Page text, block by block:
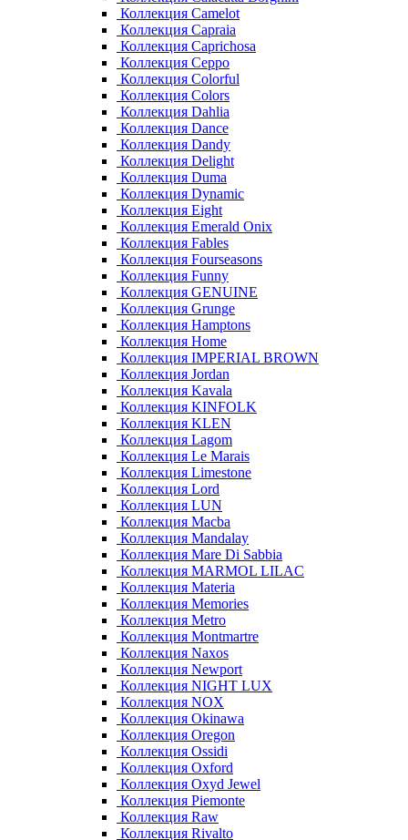
Коллекция Camelot
Коллекция Capraia
Коллекция Caprichosa
Коллекция Ceppo
Коллекция Colorful
Коллекция Colors
Коллекция Dahlia
Коллекция Dance
Коллекция Dandy
Коллекция Delight
Коллекция Duma
Коллекция Dynamic
Коллекция Eight
Коллекция Emerald Onix
Коллекция Fables
Коллекция Fourseasons
Коллекция Funny
Коллекция GENUINE
Коллекция Grunge
Коллекция Hamptons
Коллекция Home
Коллекция IMPERIAL BROWN
Коллекция Jordan
Коллекция Kavala
Коллекция KINFOLK
Коллекция KLEN
Коллекция Lagom
Коллекция Le Marais
Коллекция Limestone
Коллекция Lord
Коллекция LUN
Коллекция Macba
Коллекция Mandalay
Коллекция Mare Di Sabbia
Коллекция MARMOL LILAC
Коллекция Materia
Коллекция Memories
Коллекция Metro
Коллекция Montmartre
Коллекция Naxos
Коллекция Newport
Коллекция NIGHT LUX
Коллекция NOX
Коллекция Okinawa
Коллекция Oregon
Коллекция Ossidi
Коллекция Oxford
Коллекция Oxyd Jewel
Коллекция Piemonte
Коллекция Raw
Коллекция Rivalto